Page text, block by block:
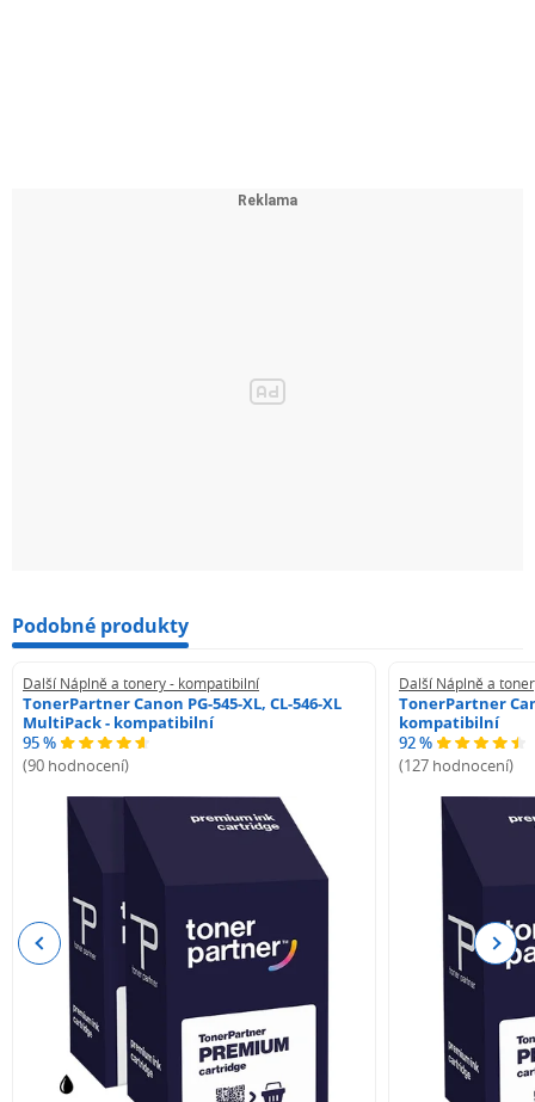
Podobné produkty
Další Náplně a tonery - kompatibilní
TonerPartner Canon PG-545-XL, CL-546-XL
MultiPack - kompatibilní
95 %
(90 hodnocení)
Další Náplně a
TonerPartner
kompatibilní
92 %
(127 hodnocení)
Previous Next